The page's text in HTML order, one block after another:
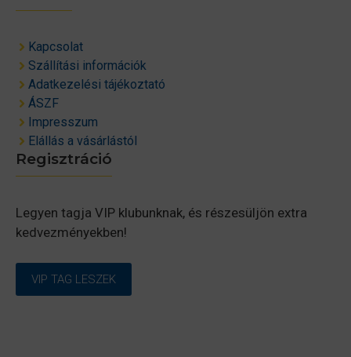
Kapcsolat
Szállítási információk
Adatkezelési tájékoztató
ÁSZF
Impresszum
Elállás a vásárlástól
Regisztráció
Legyen tagja VIP klubunknak, és részesüljön extra
kedvezményekben!
VIP TAG LESZEK